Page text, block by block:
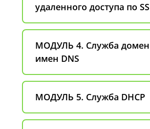
удаленного доступа по
МОДУЛЬ 4. Служба
имен DNS
МОДУЛЬ 5. Служба DHCP